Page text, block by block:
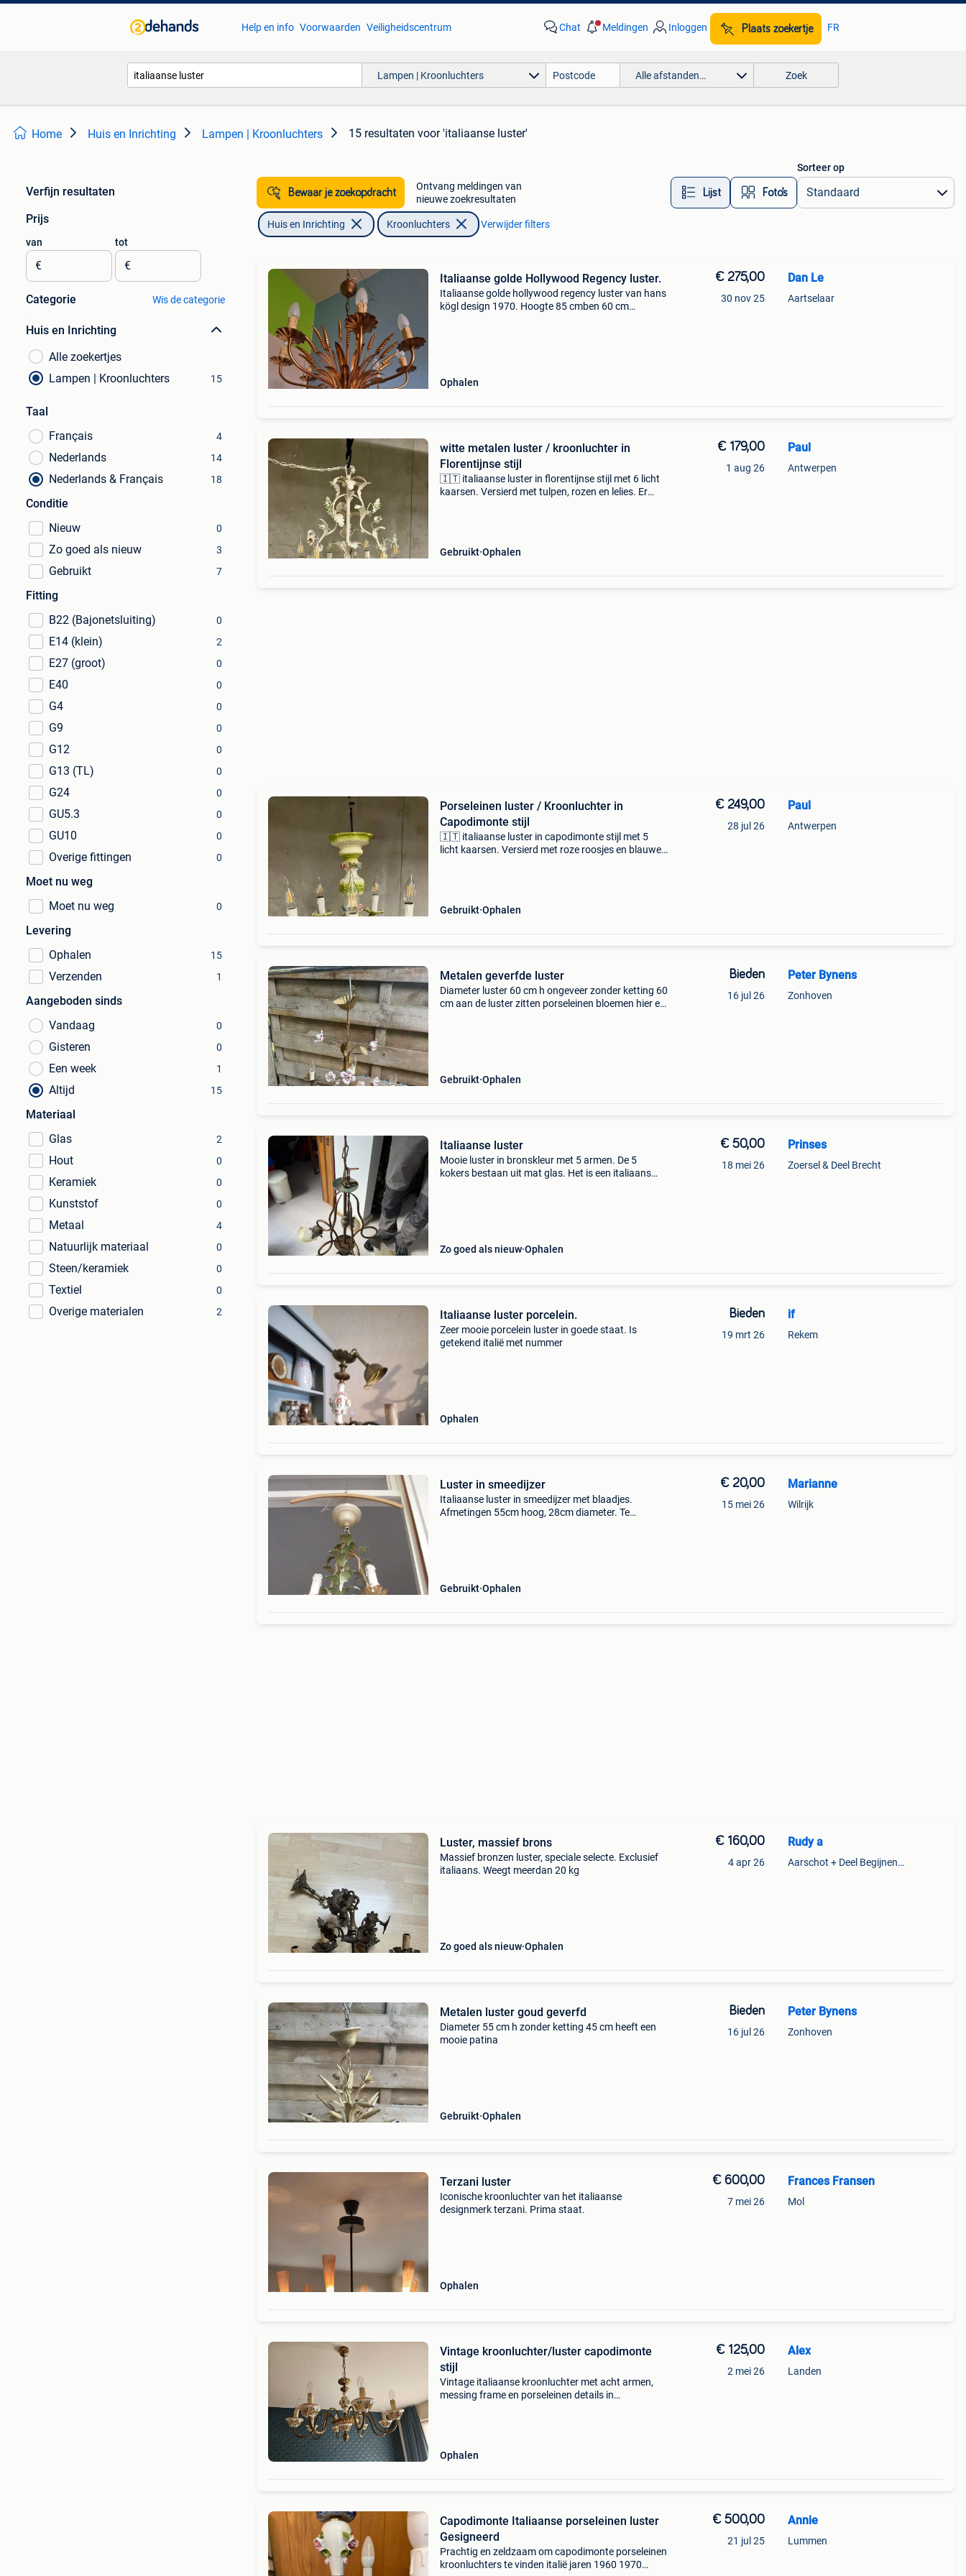
Help en info Voorwaarden Veiligheidscentrum Chat Meldingen Inloggen Plaats zoekertje FR
Lampen | Kroonluchters Alle afstanden… Zoek
Home Huis en Inrichting Lampen | Kroonluchters 15 resultaten voor 'italiaanse luster'
Verfijn resultaten
Prijs
van
€
tot
€
Categorie Wis de categorie
Huis en Inrichting
Alle zoekertjes
Lampen | Kroonluchters
15
Taal
Français
4
Nederlands 14
Nederlands & Français 18
Conditie
Nieuw
0
Zo goed als nieuw 3
Gebruikt 7
Fitting
B22 (Bajonetsluiting)
0
E14 (klein) 2
E27 (groot) 0
E40 0
G4 0
G9 0
G12 0
G13 (TL) 0
G24 0
GU5.3 0
GU10 0
Overige fittingen 0
Moet nu weg
Moet nu weg
0
Levering
Ophalen
15
Verzenden 1
Aangeboden sinds
Vandaag
0
Gisteren 0
Een week 1
Altijd 15
Materiaal
Glas
2
Hout 0
Keramiek 0
Kunststof 0
Metaal 4
Natuurlijk materiaal 0
Steen/keramiek 0
Textiel 0
Overige materialen 2
Bewaar je zoekopdracht
Ontvang meldingen van
nieuwe zoekresultaten
Lijst Foto’s
Sorteer op
Huis en Inrichting Kroonluchters Verwijder filters
Italiaanse golde Hollywood Regency luster.
Italiaanse golde hollywood regency luster van hans
kögl design 1970. Hoogte 85 cmben 60 cm
Ophalen
€ 275,00
30 nov 25
Dan Le
Aartselaar
witte metalen luster / kroonluchter in
Florentijnse stijl
🇮🇹 italiaanse luster in florentijnse stijl met 6 licht
kaarsen. Versierd met tulpen, rozen en lelies. Er
Gebruikt Ophalen
€ 179,00
1 aug 26
Paul
Antwerpen
Porseleinen luster / Kroonluchter in
Capodimonte stijl
🇮🇹 italiaanse luster in capodimonte stijl met 5
licht kaarsen. Versierd met roze roosjes en blauwe
Gebruikt Ophalen
€ 249,00
28 jul 26
Paul
Antwerpen
Metalen geverfde luster
Diameter luster 60 cm h ongeveer zonder ketting 60
cm aan de luster zitten porseleinen bloemen hier en
Gebruikt Ophalen
Bieden
16 jul 26
Peter Bynens
Zonhoven
Italiaanse luster
Mooie luster in bronskleur met 5 armen. De 5
kokers bestaan uit mat glas. Het is een italiaans
Zo goed als nieuw Ophalen
€ 50,00
18 mei 26
Prinses
Zoersel & Deel Brecht
Italiaanse luster porcelein.
Zeer mooie porcelein luster in goede staat. Is
getekend italië met nummer
Ophalen
Bieden
19 mrt 26
if
Rekem
Luster in smeedijzer
Italiaanse luster in smeedijzer met blaadjes.
Afmetingen 55cm hoog, 28cm diameter. Te
Gebruikt Ophalen
€ 20,00
15 mei 26
Marianne
Wilrijk
Luster, massief brons
Massief bronzen luster, speciale selecte. Exclusief
italiaans. Weegt meerdan 20 kg
Zo goed als nieuw Ophalen
€ 160,00
4 apr 26
Rudy a
Aarschot + Deel Begijnendijk
Metalen luster goud geverfd
Diameter 55 cm h zonder ketting 45 cm heeft een
mooie patina
Gebruikt Ophalen
Bieden
16 jul 26
Peter Bynens
Zonhoven
Terzani luster
Iconische kroonluchter van het italiaanse
designmerk terzani. Prima staat.
Ophalen
€ 600,00
7 mei 26
Frances Fransen
Mol
Vintage kroonluchter/luster capodimonte
stijl
Vintage italiaanse kroonluchter met acht armen,
messing frame en porseleinen details in
Ophalen
€ 125,00
2 mei 26
Alex
Landen
Capodimonte Italiaanse porseleinen luster
Gesigneerd
Prachtig en zeldzaam om capodimonte porseleinen
kroonluchters te vinden italië jaren 1960 1970
€ 500,00
21 jul 25
Annie
Lummen